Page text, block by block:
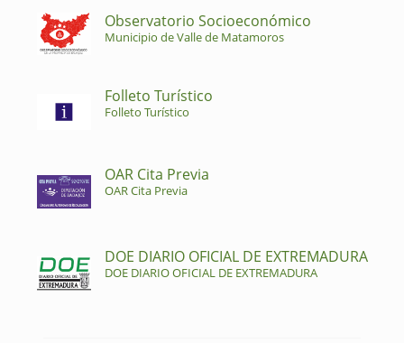
Observatorio Socioeconómico
Municipio de Valle de Matamoros
Folleto Turístico
Folleto Turístico
OAR Cita Previa
OAR Cita Previa
DOE DIARIO OFICIAL DE EXTREMADURA
DOE DIARIO OFICIAL DE EXTREMADURA